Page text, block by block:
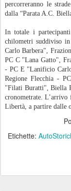
percorreranno le
dalla “Parata A.C.
In totale i
chilometri suddiviso
Carlo Barbera",
PC C "Lana Gatto",
- PC E "Lanificio
Regione Flecchia -
"Filati Buratti", Biella
cronometrate.
Libertà, a partire dalle
Etichette: